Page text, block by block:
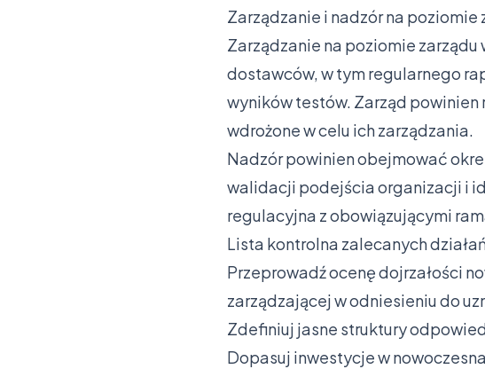
Zarządzanie i nadzór na poziomie
Zarządzanie na poziomie
dostawców, w tym regularnego
wyników testów. Zarząd
wdrożone w celu ich zarządzania.
Nadzór powinien obejmować
walidacji podejścia organizacji i
regulacyjna z obowiązującymi
Lista kontrolna zalecanych
Przeprowadź ocenę dojrzałości
zarządzającej w odniesieniu do
Zdefiniuj jasne struktury
Dopasuj inwestycje w